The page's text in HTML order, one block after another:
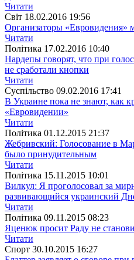
Читати
Свiт 18.02.2016 19:56
Организаторы «Евровидения»
Читати
Полiтика 17.02.2016 10:40
Нардепы говорят, что при
не сработали кнопки
Читати
Суспiльство 09.02.2016 17:41
В Украине пока не знают, как
«Евровидении»
Читати
Полiтика 01.12.2015 21:37
Жебривский: Голосование в
было принудительным
Читати
Полiтика 15.11.2015 10:01
Вилкул: Я проголосовал за
развивающийся украинский
Читати
Полiтика 09.11.2015 08:23
Яценюк просит Раду не
Читати
Спорт 30.10.2015 16:27